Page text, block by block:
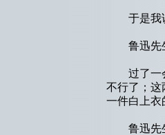
于是我说
鲁迅先生
过了一会
不行了；
一件白上
鲁迅先生